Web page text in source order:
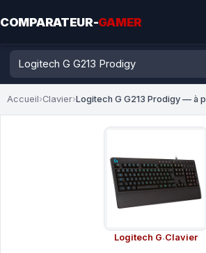
COMPARATEUR-GAMER
Accueil›Clavier›Logitech G G213 Prodigy — à
Logitech G·Clavier